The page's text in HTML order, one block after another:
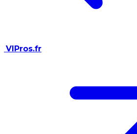
VIPros.fr